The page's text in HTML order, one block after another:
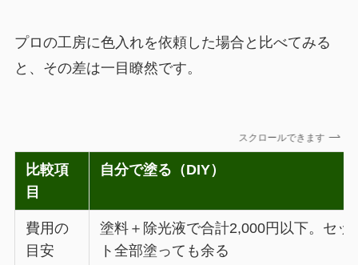
プロの工房に色入れを依頼した場合と比べてみる
と、その差は一目瞭然です。
スクロールできます
比較項
目
自分で塗る（DIY）
費用の
目安
塗料＋除光液で合計2,000円以下。セッ
ト全部塗っても余る